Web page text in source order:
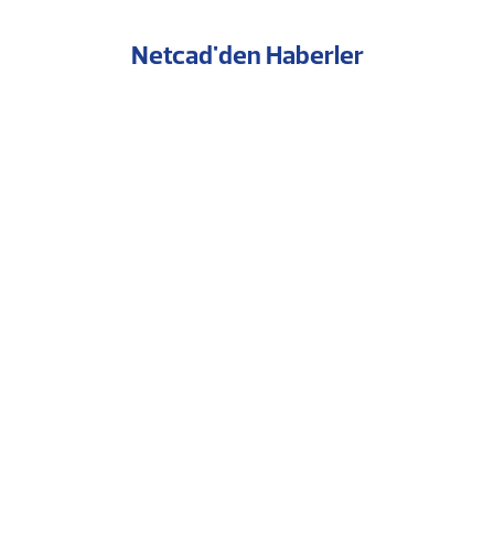
Netcad'den Haberler